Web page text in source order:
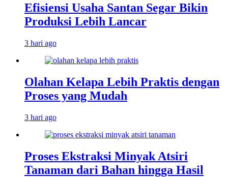
Efisiensi Usaha Santan Segar Bikin
Produksi Lebih Lancar
3 hari ago
Olahan Kelapa Lebih Praktis dengan
Proses yang Mudah
3 hari ago
Proses Ekstraksi Minyak Atsiri
Tanaman dari Bahan hingga Hasil